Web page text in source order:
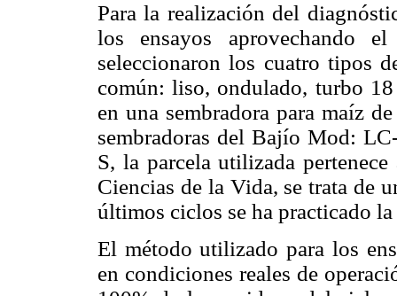
Para la realización del
los ensayos aprovechando
seleccionaron los cuatro tipos
común: liso, ondulado, turbo
en una sembradora para maíz
sembradoras del Bajío Mod:
S, la parcela utilizada
Ciencias de la Vida, se trata de
últimos ciclos se ha practicado
El método utilizado para los
en condiciones reales de